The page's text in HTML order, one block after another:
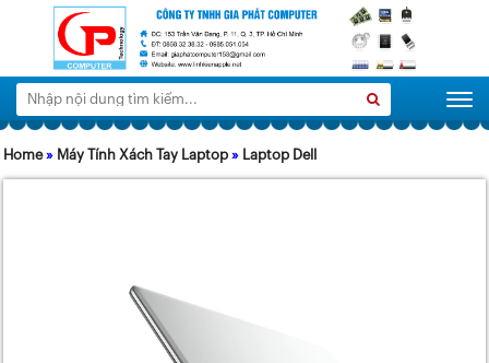
Tìm
kiếm:
Home» Máy Tính Xách Tay Laptop » Laptop Dell